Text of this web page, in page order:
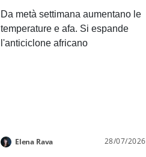
Da metà settimana aumentano le
temperature e afa. Si espande
l'anticiclone africano
Elena Rava 28/07/2026